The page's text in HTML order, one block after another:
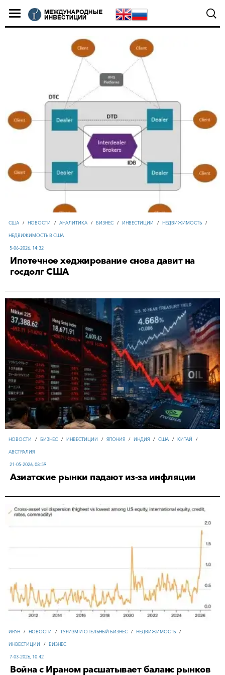
США / НОВОСТИ / АНАЛИТИКА / БИЗНЕС / ИНВЕСТИЦИИ / НЕДВИЖИМОСТЬ /
НЕДВИЖИМОСТЬ В США
5-06-2026, 14:32
Ипотечное хеджирование снова давит на
госдолг США
НОВОСТИ / БИЗНЕС / ИНВЕСТИЦИИ / ЯПОНИЯ / ИНДИЯ / США / КИТАЙ /
АВСТРАЛИЯ
21-05-2026, 08:59
Азиатские рынки падают из-за инфляции
ИРАН / НОВОСТИ / ТУРИЗМ И ОТЕЛЬНЫЙ БИЗНЕС / НЕДВИЖИМОСТЬ /
ИНВЕСТИЦИИ / БИЗНЕС
7-03-2026, 10:42
Война с Ираном расшатывает баланс рынков